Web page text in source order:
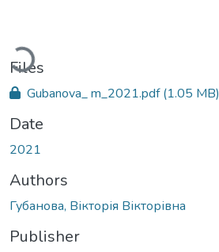
Loading...
Files
Gubanova_ m_2021.pdf(1.05 MB)
Date
2021
Authors
Губанова, Вікторія Вікторівна
Publisher